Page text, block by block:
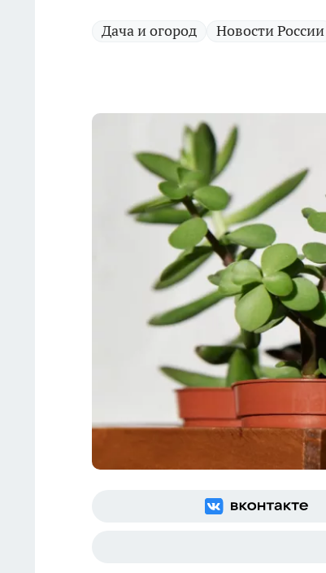
Дача и огород Новости России